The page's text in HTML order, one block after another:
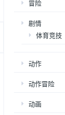
冒险
剧情
体育竞技
动作
动作冒险
动画